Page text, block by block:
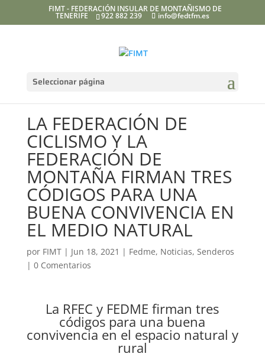
FIMT - FEDERACIÓN INSULAR DE MONTAÑISMO DE
TENERIFE 922 882 239 info@fedtfm.es
Seleccionar página
LA FEDERACIÓN DE
CICLISMO Y LA
FEDERACIÓN DE
MONTAÑA FIRMAN TRES
CÓDIGOS PARA UNA
BUENA CONVIVENCIA EN
EL MEDIO NATURAL
por FIMT| Jun 18, 2021 | Fedme, Noticias, Senderos
| 0 Comentarios
La RFEC y FEDME firman tres
códigos para una buena
convivencia en el espacio natural y
rural